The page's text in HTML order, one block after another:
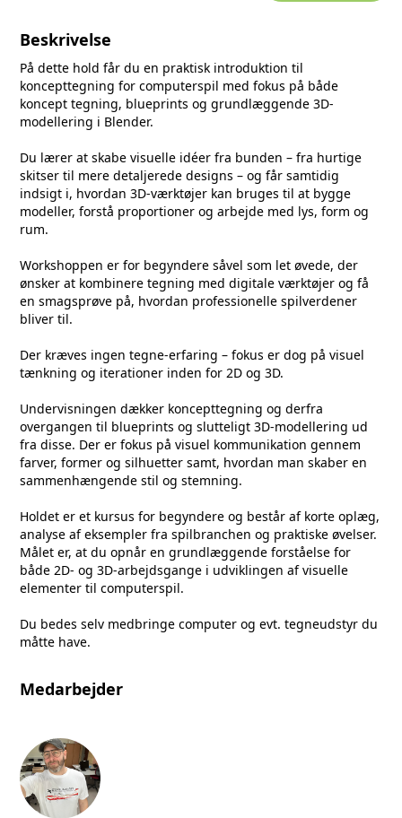
Beskrivelse
På dette hold får du en praktisk introduktion til
koncepttegning for computerspil med fokus på både
koncept tegning, blueprints og grundlæggende 3D-
modellering i Blender.
Du lærer at skabe visuelle idéer fra bunden – fra hurtige
skitser til mere detaljerede designs – og får samtidig
indsigt i, hvordan 3D-værktøjer kan bruges til at bygge
modeller, forstå proportioner og arbejde med lys, form og
rum.
Workshoppen er for begyndere såvel som let øvede, der
ønsker at kombinere tegning med digitale værktøjer og få
en smagsprøve på, hvordan professionelle spilverdener
bliver til.
Der kræves ingen tegne-erfaring – fokus er dog på visuel
tænkning og iterationer inden for 2D og 3D.
Undervisningen dækker koncepttegning og derfra
overgangen til blueprints og slutteligt 3D-modellering ud
fra disse. Der er fokus på visuel kommunikation gennem
farver, former og silhuetter samt, hvordan man skaber en
sammenhængende stil og stemning.
Holdet er et kursus for begyndere og består af korte oplæg,
analyse af eksempler fra spilbranchen og praktiske øvelser.
Målet er, at du opnår en grundlæggende forståelse for
både 2D- og 3D-arbejdsgange i udviklingen af visuelle
elementer til computerspil.
Du bedes selv medbringe computer og evt. tegneudstyr du
måtte have.
Medarbejder